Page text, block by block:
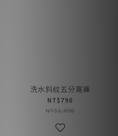
洗水斜紋五分寬褲
NT$790
NT$1,090